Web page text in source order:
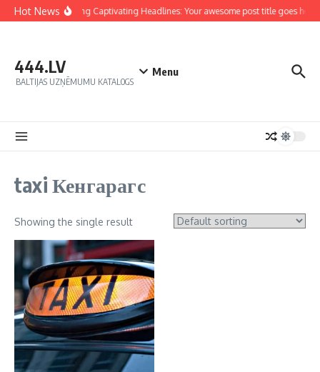
Hot NewsCrafting Captivating Headlines: Your awesome post title goes here
444.LV
BALTIJAS UZŅĒMUMU KATALOGS
Menu
taxi Кенгарагс
Showing the single result